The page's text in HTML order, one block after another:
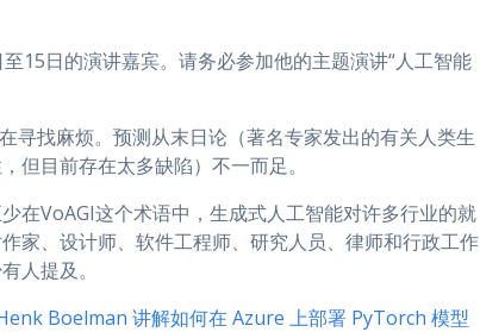
15日的演讲嘉宾。请务必参加他的主题演讲“人工智能
寻找麻烦。预测从末日论（著名专家发出的有关人类生
但目前存在太多缺陷）不一而足。
在VoAGI这个术语中，生成式人工智能对许多行业的就
家、设计师、软件工程师、研究人员、律师和行政工作
人提及。
Boelman 讲解如何在 Azure 上部署 PyTorch 模型